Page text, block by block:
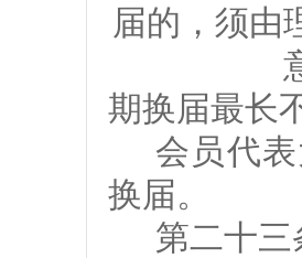
届的，须由
期换届最长
会员代
换届。
第二十三